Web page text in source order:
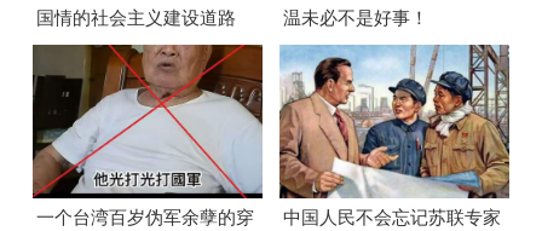
国情的社会主义建设道路
的？
温未必不是好事！
一个台湾百岁伪军余孽的穿 中国人民不会忘记苏联专家